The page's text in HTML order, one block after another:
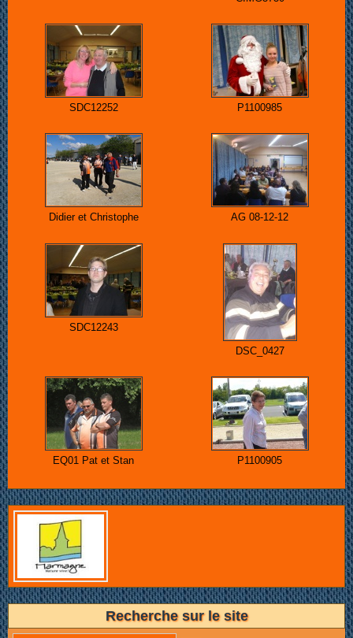
SDC12252 P1100985
Didier et Christophe AG 08-12-12
SDC12243
DSC_0427
EQ01 Pat et Stan P1100905
Recherche sur le site